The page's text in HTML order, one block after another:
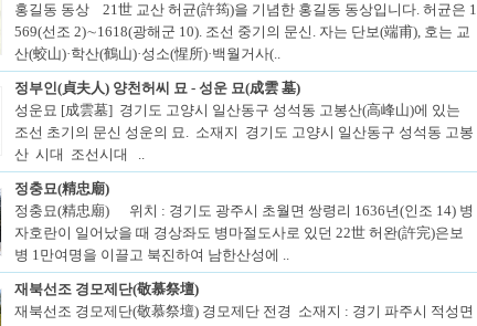
홍길동 동상 21世 교산 허균(許筠)을 기념한 홍길동 동상입니다. 허균은 1
569(선조 2)∼1618(광해군 10). 조선 중기의 문신. 자는 단보(端甫), 호는 교
산(蛟山)·학산(鶴山)·성소(惺所)·백월거사(..
정부인(貞夫人) 양천허씨 묘 - 성운 묘(成雲 墓)
성운묘 [成雲墓] 경기도 고양시 일산동구 성석동 고봉산(高峰山)에 있는
조선 초기의 문신 성운의 묘. 소재지 경기도 고양시 일산동구 성석동 고봉
산 시대 조선시대 ..
정충묘(精忠廟)
정충묘(精忠廟) 위치 : 경기도 광주시 초월면 쌍령리 1636년(인조 14) 병
자호란이 일어났을 때 경상좌도 병마절도사로 있던 22世 허완(許完)은보
병 1만여명을 이끌고 북진하여 남한산성에 ..
재북선조 경모제단(敬慕祭壇)
재북선조 경모제단(敬慕祭壇) 경모제단 전경 소재지 : 경기 파주시 적성면